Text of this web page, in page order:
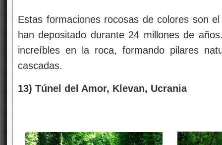
Estas formaciones rocosas de colores son
han depositado durante 24 millones de
increíbles en la roca, formando pilares
cascadas.
13) Túnel del Amor, Klevan, Ucrania